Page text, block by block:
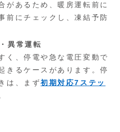
があるため、暖房運転前に
前にチェックし、凍結予防
異常運転
く、停電や急な電圧変動で
きるケースがあります。停
は、まず初期対応7ステッ